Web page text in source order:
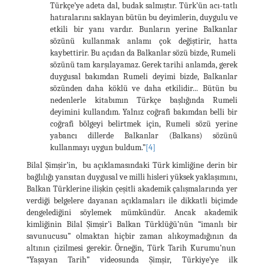
Türkçe’ye adeta dal, budak salmıştır. Türk’ün acı-tatlı
hatıralarını saklayan bütün bu deyimlerin, duygulu ve
etkili bir yanı vardır. Bunların yerine Balkanlar
sözünü kullanmak anlamı çok değiştirir, hatta
kaybettirir. Bu açıdan da Balkanlar sözü bizde, Rumeli
sözünü tam karşılayamaz. Gerek tarihi anlamda, gerek
duygusal bakımdan Rumeli deyimi bizde, Balkanlar
sözünden daha köklü ve daha etkilidir... Bütün bu
nedenlerle kitabımın Türkçe başlığında Rumeli
deyimini kullandım. Yalnız coğrafi bakımdan belli bir
coğrafi bölgeyi belirtmek için, Rumeli sözü yerine
yabancı dillerde Balkanlar (Balkans) sözünü
kullanmayı uygun buldum.”[4]
Bilal Şimşir’in, bu açıklamasındaki Türk kimliğine derin bir
bağlılığı yansıtan duygusal ve milli hisleri yüksek yaklaşımını,
Balkan Türklerine ilişkin çeşitli akademik çalışmalarında yer
verdiği belgelere dayanan açıklamaları ile dikkatli biçimde
dengelediğini söylemek mümkündür. Ancak akademik
kimliğinin Bilal Şimşir’i Balkan Türklüğü’nün “imanlı bir
savunucusu” olmaktan hiçbir zaman alıkoymadığının da
altının çizilmesi gerekir. Örneğin, Türk Tarih Kurumu’nun
“Yaşayan Tarih” videosunda Şimşir, Türkiye’ye ilk